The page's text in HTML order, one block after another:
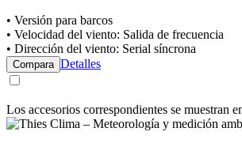
• Versión para barcos
• Velocidad del viento: Salida de frecuencia
• Dirección del viento: Serial síncrona
Compara Detalles
Los accesorios correspondientes se muestran